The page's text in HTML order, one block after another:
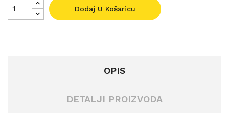
Dodaj U Košaricu
OPIS
DETALJI PROIZVODA